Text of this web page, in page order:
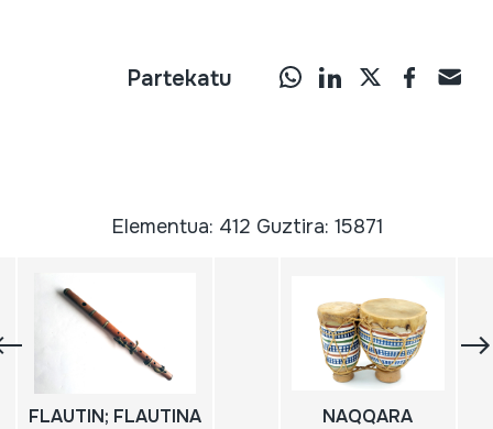
Partekatu
Elementua: 412 Guztira: 15871
FLAUTIN; FLAUTINA NAQQARA